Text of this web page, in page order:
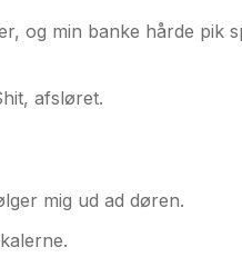
og min banke hårde pik
afsløret.
mig ud ad døren.